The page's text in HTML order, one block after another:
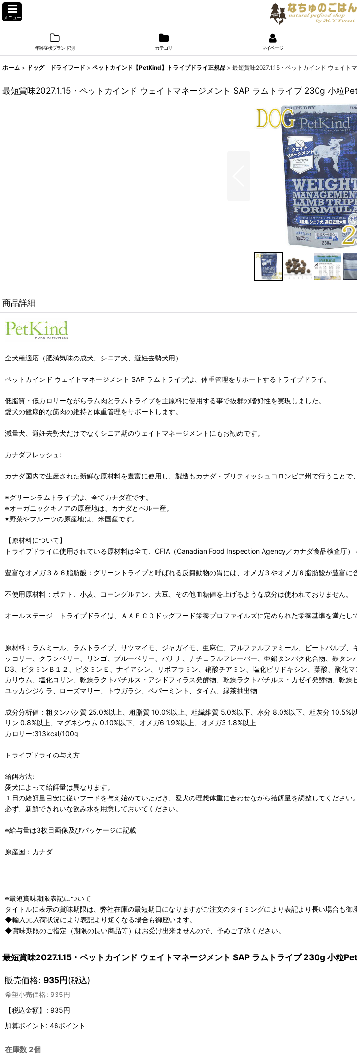
メニュー
年齢症状ブランド別 カテゴリ マイページ
ホーム > ドッグ ドライフード > ペットカインド【PetKind】トライプドライ正規品 > 最短賞味2027.1.15・ペットカインド ウェイ
最短賞味2027.1.15・ペットカインド ウェイトマネージメント SAP ラムトライプ 230g 小粒
商品詳細
全犬種適応（肥満気味の成犬、シニア犬、避妊去勢犬用）
ペットカインド ウェイトマネージメント SAP ラムトライプは、体重管理をサポートするトライプドライ。
低脂質・低カロリーながらラム肉とラムトライプを主原料に使用する事で抜群の嗜好性を実現しました。
愛犬の健康的な筋肉の維持と体重管理をサポートします。
減量犬、避妊去勢犬だけでなくシニア期のウェイトマネージメントにもお勧めです。
カナダフレッシュ:
カナダ国内で生産された新鮮な原材料を豊富に使用し、製造もカナダ・ブリティッシュコロンビア州で行うことで
※グリーンラムトライプは、全てカナダ産です。
※オーガニックキノアの原産地は、カナダとペルー産。
※野菜やフルーツの原産地は、米国産です。
【原材料について】
トライプドライに使用されている原材料は全て、CFIA（Canadian Food Inspection Agency／カナダ食品検査庁
豊富なオメガ３＆６脂肪酸：グリーントライプと呼ばれる反芻動物の胃には、オメガ３やオメガ６脂肪酸が豊富に
不使用原材料：ポテト、小麦、コーングルテン、大豆、その他血糖値を上げるような成分は使われておりません。
オールステージ：トライプドライは、ＡＡＦＣＯドッグフード栄養プロファイルズに定められた栄養基準を満たし
原材料：ラムミール、ラムトライプ、サツマイモ、ジャガイモ、亜麻仁、アルファルファミール、ビートパルプ
ッコリー、クランベリー、リンゴ、ブルーベリー、バナナ、ナチュラルフレーバー、亜鉛タンパク化合物、鉄タ
D3、ビタミンＢ１２、ビタミンＥ、ナイアシン、リボフラミン、硝酸チアミン、塩化ピリドキシン、葉酸、酸化
カリウム、塩化コリン、乾燥ラクトバチルス・アシドフィラス発酵物、乾燥ラクトバチルス・カゼイ発酵物、乾
ユッカシジケラ、ローズマリー、トウガラシ、ペパーミント、タイム、緑茶抽出物
成分分析値：粗タンパク質 25.0%以上、粗脂質 10.0%以上、粗繊維質 5.0%以下、水分 8.0%以下、粗灰分 10.5%
リン 0.8%以上、マグネシウム 0.10%以下、オメガ6 1.9%以上、オメガ3 1.8%以上
カロリー:313kcal/100g
トライプドライの与え方
給餌方法:
愛犬によって給餌量は異なります。
１日の給餌量目安に従いフードを与え始めていただき、愛犬の理想体重に合わせながら給餌量を調整してください。
必ず、新鮮できれいな飲み水を用意しておいてください。
※給与量は3枚目画像及びパッケージに記載
原産国：カナダ
※最短賞味期限表記について
タイトルに表示の賞味期限は、弊社在庫の最短期日になりますがご注文のタイミングにより表記より長い場合も御
◆輸入元入荷状況により表記より短くなる場合も御座います。
◆賞味期限のご指定（期限の長い商品等）はお受け出来ませんので、予めご了承ください。
最短賞味2027.1.15・ペットカインド ウェイトマネージメント SAP ラムトライプ 230g 小粒
販売価格: 935円(税込)
希望小売価格: 935円
【税込金額】
: 935円
加算ポイント: 46ポイント
在庫数 2個